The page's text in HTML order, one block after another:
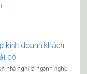
kinh doanh khách
có
nhà nghỉ là ngành nghề